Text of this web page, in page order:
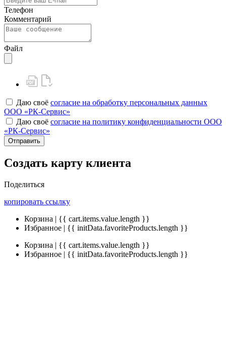
Телефон
Комментарий
Файл
Даю своё согласие на обработку персональных данных
ООО «РК-Сервис»
Даю своё согласие на политику конфиденциальности ООО
«РК-Сервис»
Отправить
Создать карту клиента
Поделиться
копировать ссылку
Корзина | {{ cart.items.value.length }}
Избранное | {{ initData.favoriteProducts.length }}
Корзина | {{ cart.items.value.length }}
Избранное | {{ initData.favoriteProducts.length }}